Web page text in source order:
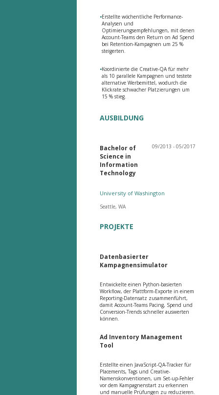
•Erstellte wöchentliche Performance-
Analysen und
Optimierungsempfehlungen, mit denen
Account-Teams den Return on Ad Spend
bei Retention-Kampagnen um 25 %
steigerten.
•Koordinierte die Creative-QA für mehr
als 10 parallele Kampagnen und testete
alternative Werbemittel, wodurch die
Klickrate schwacher Platzierungen um
15 % stieg.
AUSBILDUNG
Bachelor of
Science in
Information
Technology
09/2013 - 05/2017
University of Washington
Seattle, WA
PROJEKTE
Datenbasierter
Kampagnensimulator
Entwickelte einen Python-basierten
Workflow, der Plattform-Exporte in einem
Reporting-Datensatz zusammenführt,
damit Account-Teams Pacing, Spend und
Conversion-Trends schneller auswerten
können.
Ad Inventory Management
Tool
Erstellte einen JavaScript-QA-Tracker für
Placements, Tags und Creative-
Namenskonventionen, um Set-up-Fehler
vor dem Kampagnenstart zu erkennen
und manuelle Prüfungen zu reduzieren.